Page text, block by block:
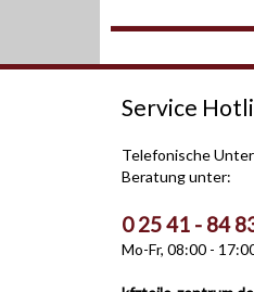
Service
Telefonische
Beratung unter:
0 25 41 - 84
Mo-Fr, 08:00 -